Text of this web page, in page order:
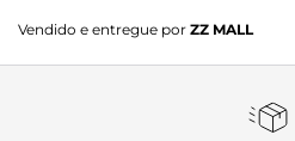
bloco e formato quadrado na
única e vazada, além de
Vendido e entregue por ZZ MALL